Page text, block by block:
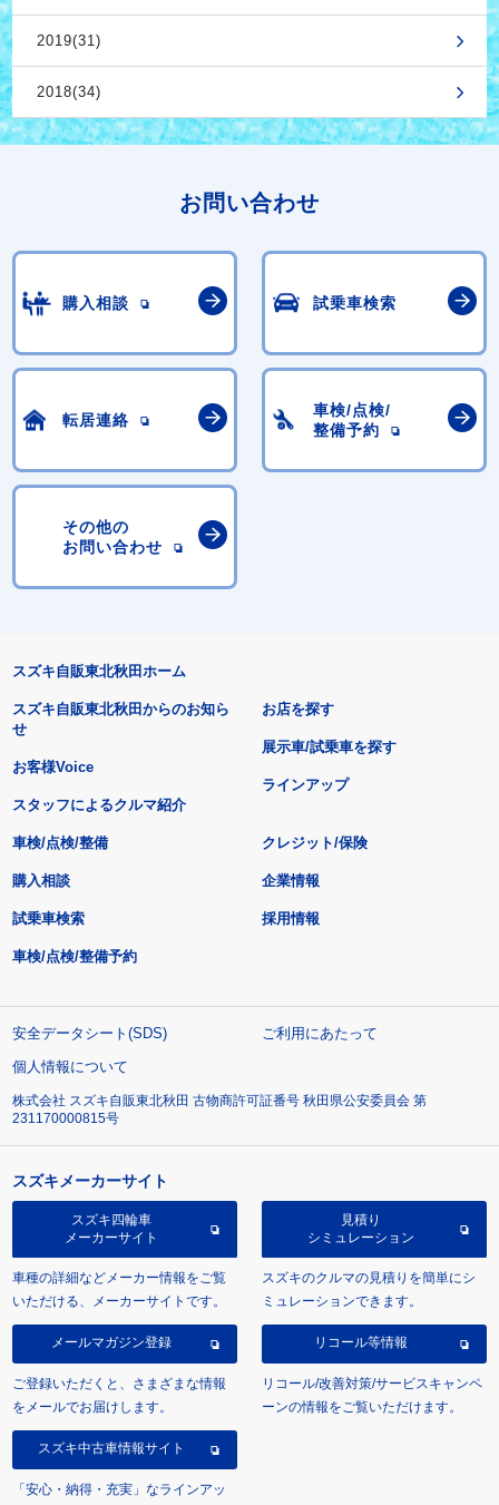
2019(31)
2018(34)
お問い合わせ
購入相談 試乗車検索
転居連絡
車検/点検/
整備予約
その他の
お問い合わせ
スズキ自販東北秋田ホーム
スズキ自販東北秋田からのお知ら
せ
お客様Voice
スタッフによるクルマ紹介
お店を探す
展示車/試乗車を探す
ラインアップ
車検/点検/整備 クレジット/保険
購入相談
試乗車検索
車検/点検/整備予約
企業情報
採用情報
安全データシート(SDS)
ご利用にあたって
個人情報について
株式会社 スズキ自販東北秋田 古物商許可証番号 秋田県公安委員会 第
231170000815号
スズキメーカーサイト
スズキ四輪車
メーカーサイト
車種の詳細などメーカー情報をご覧
いただける、メーカーサイトです。
見積り
シミュレーション
スズキのクルマの見積りを簡単にシ
ミュレーションできます。
メールマガジン登録
ご登録いただくと、さまざまな情報
をメールでお届けします。
リコール等情報
リコール/改善対策/サービスキャンペ
ーンの情報をご覧いただけます。
スズキ中古車情報サイト
「安心・納得・充実」なラインアッ